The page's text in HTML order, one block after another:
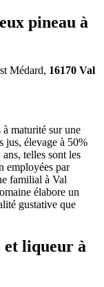
pineau à
Médard, 16170 Val
maturité sur une
jus, élevage à 50%
telles sont les
employées par
familial à Val
élabore un
gustative que
et liqueur à